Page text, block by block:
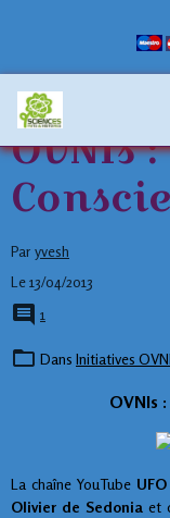
OVNIs
Par yvesh
Le 13/04/2013
1
Dans Initiatives
OVNIs
La chaîne YouTube
Olivier de Sedoniaet